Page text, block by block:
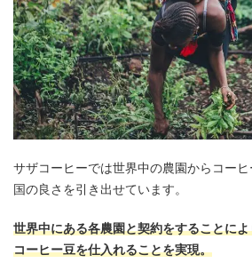
サザコーヒーでは世界中の農園からコー
国の良さを引き出せています。
世界中にある各農園と契約をすることに
コーヒー豆を仕入れることを実現。